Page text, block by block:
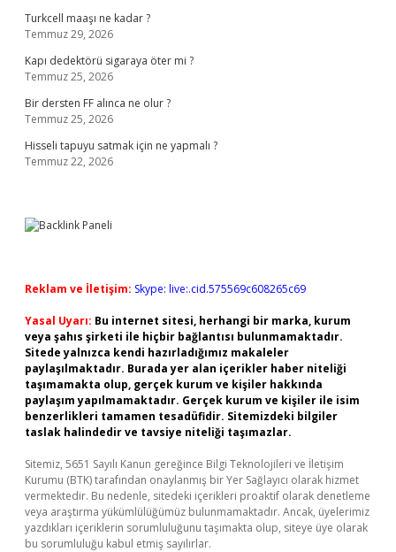
Turkcell maaşı ne kadar ?
Temmuz 29, 2026
Kapı dedektörü sigaraya öter mi ?
Temmuz 25, 2026
Bir dersten FF alınca ne olur ?
Temmuz 25, 2026
Hisseli tapuyu satmak için ne yapmalı ?
Temmuz 22, 2026
Reklam ve İletişim: Skype: live:.cid.575569c608265c69
Yasal Uyarı: Bu internet sitesi, herhangi bir marka, kurum
veya şahıs şirketi ile hiçbir bağlantısı bulunmamaktadır.
Sitede yalnızca kendi hazırladığımız makaleler
paylaşılmaktadır. Burada yer alan içerikler haber niteliği
taşımamakta olup, gerçek kurum ve kişiler hakkında
paylaşım yapılmamaktadır. Gerçek kurum ve kişiler ile isim
benzerlikleri tamamen tesadüfidir. Sitemizdeki bilgiler
taslak halindedir ve tavsiye niteliği taşımazlar.
Sitemiz, 5651 Sayılı Kanun gereğince Bilgi Teknolojileri ve İletişim
Kurumu (BTK) tarafından onaylanmış bir Yer Sağlayıcı olarak hizmet
vermektedir. Bu nedenle, sitedeki içerikleri proaktif olarak denetleme
veya araştırma yükümlülüğümüz bulunmamaktadır. Ancak, üyelerimiz
yazdıkları içeriklerin sorumluluğunu taşımakta olup, siteye üye olarak
bu sorumluluğu kabul etmiş sayılırlar.